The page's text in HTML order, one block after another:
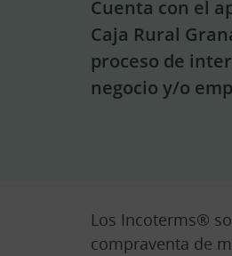
Cuenta con el
Caja Rural
proceso de
negocio y/o
Los Incoterms®
compraventa de